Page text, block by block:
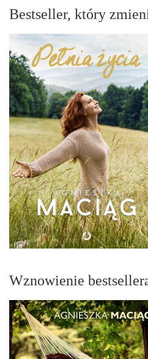
Bestseller, który
Wznowienie